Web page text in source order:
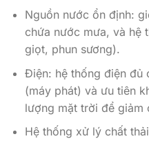
Nguồn nước ổn định:
chứa nước mưa, và hệ
giọt, phun sương).
Điện: hệ thống điện đủ
(máy phát) và ưu tiên
lượng mặt trời để giảm
Hệ thống xử lý chất